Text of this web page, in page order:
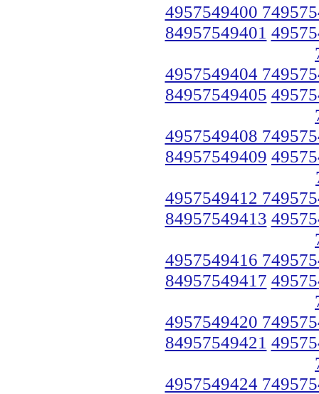
4957549400
84957549401
4957549404
84957549405
4957549408
84957549409
4957549412
84957549413
4957549416
84957549417
4957549420
84957549421
4957549424